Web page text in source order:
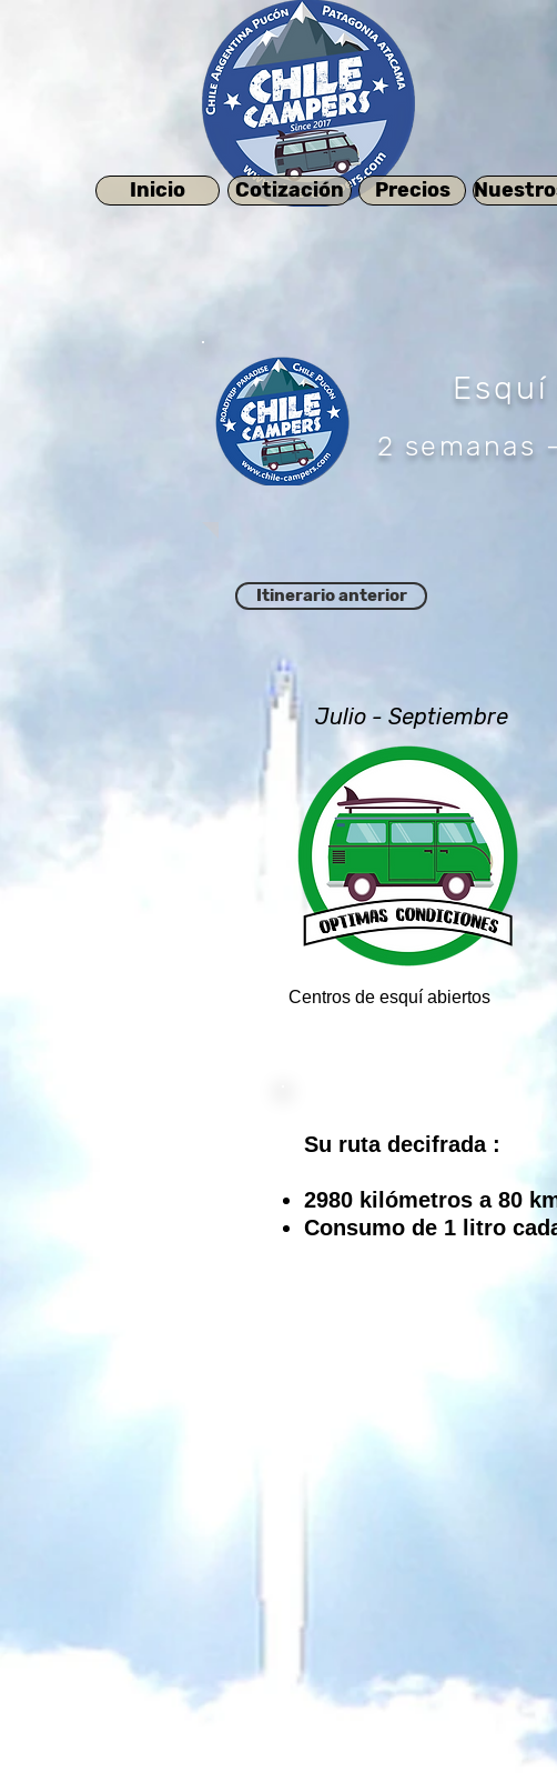
Inicio Cotización Precios
2 semanas
Itinerario anterior
Julio - Septiembre
Centros de esquí abiertos
Su ruta decifrada :
2980 kilómetros a 80
Consumo de 1 litro